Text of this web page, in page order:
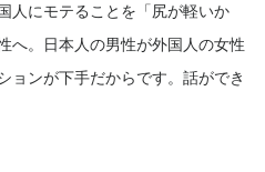
人にモテることを「尻が軽いか
へ。日本人の男性が外国人の女性
ョンが下手だからです。話ができ